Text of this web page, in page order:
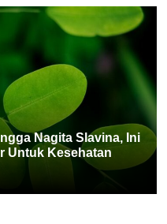
Nagita Slavina, Ini
Untuk Kesehatan